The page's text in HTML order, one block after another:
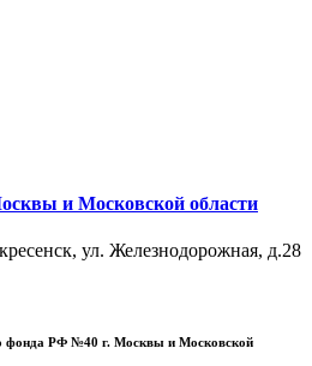
и Московской области
ул. Железнодорожная, д.28
фонда РФ №40 г. Москвы и Московской